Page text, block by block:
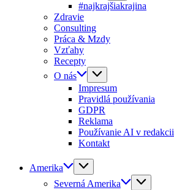
#najkrajšiakrajina
Zdravie
Consulting
Práca & Mzdy
Vzťahy
Recepty
O nás
Impresum
Pravidlá používania
GDPR
Reklama
Používanie AI v redakcii
Kontakt
Amerika
Severná Amerika